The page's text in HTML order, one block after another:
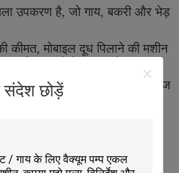
छोड़ें
उपकरण है, जो गाय, बकरी और भेड़
कीमत, मोबाइल दूध पिलाने की मशीन
करने में आसान है।
को पूरा करने के लिए वोल्टेज